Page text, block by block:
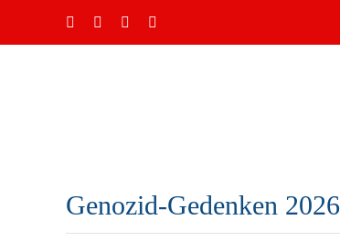
ՖեյսբուքInstagramYouTube
Genozid-Gedenken 2026